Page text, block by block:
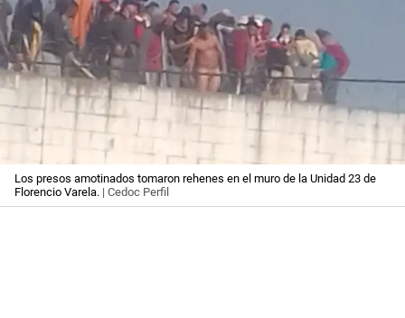
Los presos amotinados tomaron rehenes en el muro de la Unidad 23 de
Florencio Varela. | Cedoc Perfil